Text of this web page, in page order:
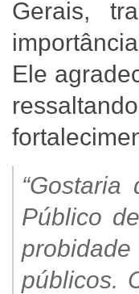
Gerais,
Ele
Público
públicos.